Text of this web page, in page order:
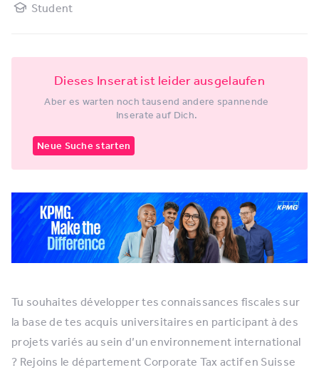
Student
Dieses Inserat ist leider ausgelaufen
Aber es warten noch tausend andere spannende
Inserate auf Dich.
Neue Suche starten
Tu souhaites développer tes connaissances fiscales sur
la base de tes acquis universitaires en participant à des
projets variés au sein d’un environnement international
? Rejoins le département Corporate Tax actif en Suisse